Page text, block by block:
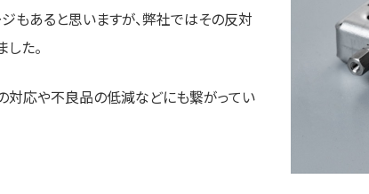
もあると思いますが、弊社ではその反対
た。
対応や不良品の低減などにも繋がってい